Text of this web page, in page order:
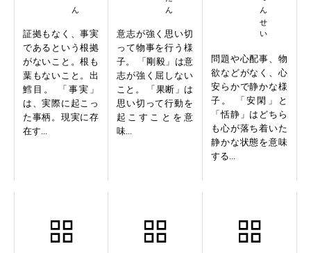
証拠もなく、事実
であるという根拠
がないこと。根も
葉もないこと。出
鱈目。 「事実」
は、実際に起こっ
た事柄。現実に存
在す...
意志が強く思い切
って物事を行う様
子。 「剛毅」は意
志が強く屈しない
こと。 「果断」は
思い切って行動を
起こすことを意
味...
問題や心配事、物
欲などがなく、心
安らかで静かな様
子。 「安閑」と
「恬静」はどちら
も心が落ち着いた
静かな状態を意味
する...